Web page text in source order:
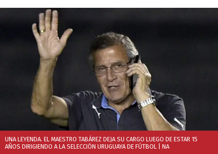
UNA LEYENDA. EL MAESTRO TABÁREZ DEJA SU CARGO LUEGO DE ESTAR 15
AÑOS DIRIGIENDO A LA SELECCIÓN URUGUAYA DE FÚTBOL | NA